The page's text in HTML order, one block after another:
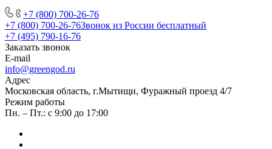
+7 (800) 700-26-76
+7 (800) 700-26-76Звонок из России бесплатный
+7 (495) 790-16-76
Заказать звонок
E-mail
info@greengod.ru
Адрес
Московская область, г.Мытищи, Фуражный проезд 4/7
Режим работы
Пн. – Пт.: с 9:00 до 17:00